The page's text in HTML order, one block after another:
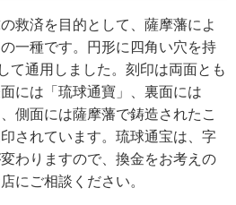
救済を目的として、薩摩藩によ
一種です。円形に四角い穴を持
て通用しました。刻印は両面とも
には「琉球通寶」、裏面には
側面には薩摩藩で鋳造されたこ
されています。琉球通宝は、字
わりますので、換金をお考えの
にご相談ください。